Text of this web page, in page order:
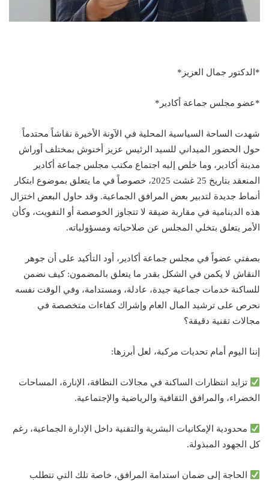
*الدكتور جمال العزيز*
*عضو مجلس جماعة أكادير*
شهدت الساحة السياسية المحلية في الآونة الأخيرة نقاشاً محتدماً
حول الحضور الميداني للسيد الرئيس عزيز أخنوش بمختلف أوراش
مدينة أكادير، وما خلص إليه اجتماع مكتب مجلس جماعة أكادير
المنعقد بتاريخ 25 غشت 2025، خصوصاً في ما يتعلق بموضوع ابتكار
أنماط جديدة لتدبير بعض المرافق الجماعية. وقد حاول البعض اختزال
هذه الدينامية في مقاربة ضيقة لا تتجاوز الخوصصة أو التفويت، وكأن
الأمر يتعلق بتخلي المجلس عن صلاحياته ومسؤولياته.
بصفتي عضواً في مجلس جماعة أكادير، أود التأكيد على أن جوهر
النقاش لا يكمن في الشكل بقدر ما يتعلق بالمضمون: كيف نضمن
للساكنة خدمات جماعية جيدة، عادلة، ومستدامة، وفي الوقت نفسه
نحرص على ترشيد المال العام وإشراك كفاءات متخصصة في
مجالات تقنية دقيقة؟
إننا اليوم أمام تحديات مركبة، لعل أبرزها:
تزايد انتظارات الساكنة في مجالات النظافة، الإنارة، المساحات
الخضراء، والمرافق الثقافية والرياضية والإجتماعية.
محدودية الإمكانيات البشرية والتقنية داخل الإدارة الجماعية، رغم
كل الجهود المبذولة.
الحاجة إلى ضمان استدامة المرافق، خاصة تلك التي تتطلب